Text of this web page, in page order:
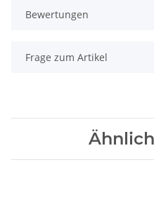
Bewertungen
Frage zum Artikel